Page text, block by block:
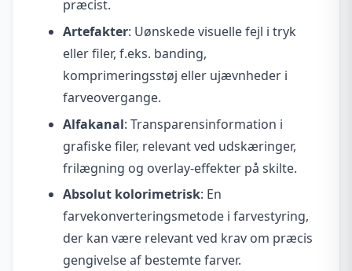
præcist.
Artefakter: Uønskede visuelle fejl i tryk
eller filer, f.eks. banding,
komprimeringsstøj eller ujævnheder i
farveovergange.
Alfakanal: Transparensinformation i
grafiske filer, relevant ved udskæringer,
frilægning og overlay-effekter på skilte.
Absolut kolorimetrisk: En
farvekonverteringsmetode i farvestyring,
der kan være relevant ved krav om præcis
gengivelse af bestemte farver.